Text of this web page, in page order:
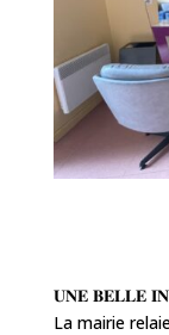
𝐔𝐍𝐄 𝐁𝐄𝐋𝐋𝐄
La mairie